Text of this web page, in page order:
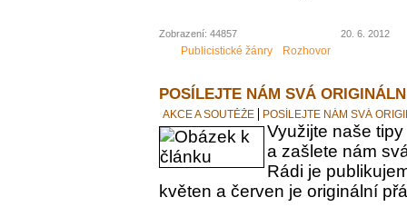
Zobrazení: 44857 20. 6. 2012
Publicistické žánry Rozhovor
POSÍLEJTE NÁM SVÁ
AKCE A SOUTĚŽE POSÍLEJTE NÁM SVÁ
Využijte naše
a zašlete nám
Rádi je
květen a červen je originální